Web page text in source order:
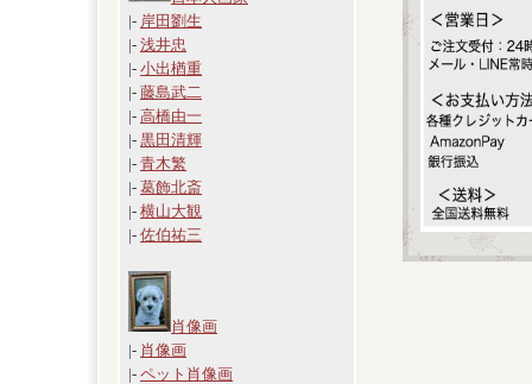
|- 岸田劉生
|- 浅井忠
|- 小出楢重
|- 藤島武二
|- 高橋由一
|- 黒田清輝
|- 青木繁
|- 葛飾北斎
|- 横山大観
|- 佐伯祐三
肖像画
|- 肖像画
|- ペット肖像画